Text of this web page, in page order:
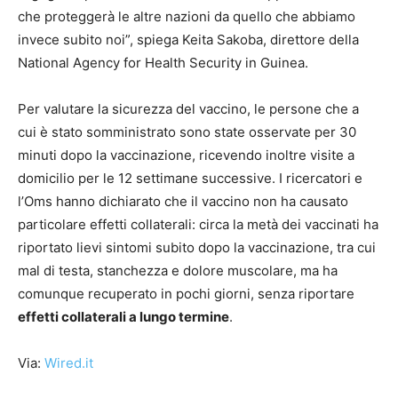
che proteggerà le altre nazioni da quello che abbiamo
invece subito noi”, spiega Keita Sakoba, direttore della
National Agency for Health Security in Guinea.
Per valutare la sicurezza del vaccino, le persone che a
cui è stato somministrato sono state osservate per 30
minuti dopo la vaccinazione, ricevendo inoltre visite a
domicilio per le 12 settimane successive. I ricercatori e
l’Oms hanno dichiarato che il vaccino non ha causato
particolare effetti collaterali: circa la metà dei vaccinati ha
riportato lievi sintomi subito dopo la vaccinazione, tra cui
mal di testa, stanchezza e dolore muscolare, ma ha
comunque recuperato in pochi giorni, senza riportare
effetti collaterali a lungo termine.
Via: Wired.it